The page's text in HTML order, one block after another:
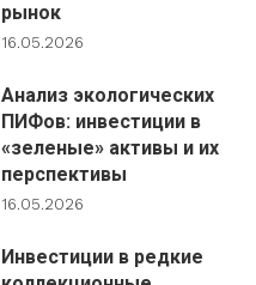
рынок
16.05.2026
Анализ экологических
ПИФов: инвестиции в
«зеленые» активы и их
перспективы
16.05.2026
Инвестиции в редкие